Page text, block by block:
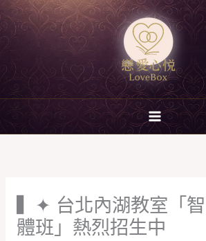
跳
至
主
要
內
▍✦ 台北內湖教室「
體班」熱烈招生中